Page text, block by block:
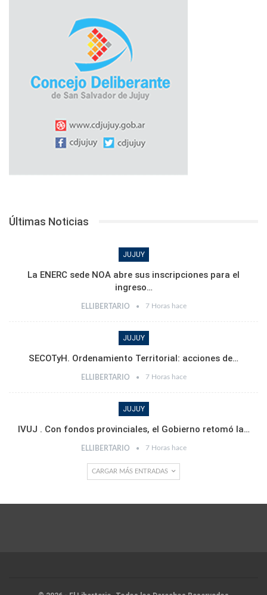
Últimas Noticias
JUJUY
La ENERC sede NOA abre sus inscripciones para el
ingreso…
ELLIBERTARIO 7 Horas hace
JUJUY
SECOTyH. Ordenamiento Territorial: acciones de…
ELLIBERTARIO 7 Horas hace
JUJUY
IVUJ . Con fondos provinciales, el Gobierno retomó la…
ELLIBERTARIO 7 Horas hace
CARGAR MÁS ENTRADAS